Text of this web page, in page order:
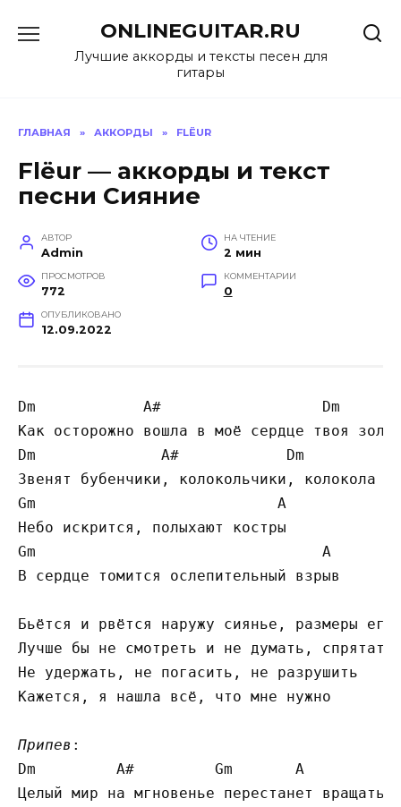
содержанию
ONLINEGUITAR.RU
Лучшие аккорды и тексты песен для
гитары
ГЛАВНАЯ » АККОРДЫ » FLËUR
Flëur — аккорды и текст
песни Сияние
АВТОР
Admin
НА ЧТЕНИЕ
2 мин
ПРОСМОТРОВ
772
КОММЕНТАРИИ
0
ОПУБЛИКОВАНО
12.09.2022
Dm            A#                  Dm
Как осторожно вошла в моё сердце твоя
Dm              A#            Dm
Звенят бубенчики, колокольчики, колокола
Gm                           A
Небо искрится, полыхают костры
Gm                                A
В сердце томится ослепительный взрыв
Бьётся и рвётся наружу сиянье, размеры его
Лучше бы не смотреть и не думать, спрятать
Не удержать, не погасить, не разрушить
Кажется, я нашла всё, что мне нужно
Припев :
Dm         A#         Gm       A
Целый мир на мгновенье перестанет